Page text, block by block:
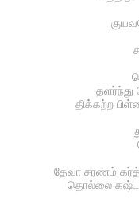
திக்கற்ற
தேவா சரணம்
தொல்லை